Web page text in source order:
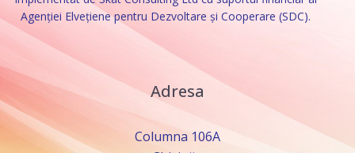
Agenției Elvețiene pentru Dezvoltare și Cooperare (SDC).
Adresa
Columna 106A